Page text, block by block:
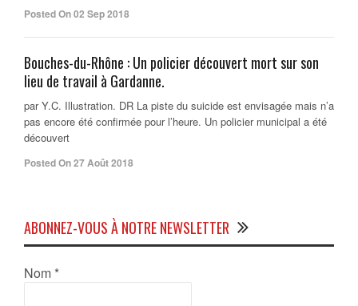
Posted On 02 Sep 2018
Bouches-du-Rhône : Un policier découvert mort sur son
lieu de travail à Gardanne.
par Y.C. Illustration. DR La piste du suicide est envisagée mais n’a
pas encore été confirmée pour l’heure. Un policier municipal a été
découvert
Posted On 27 Août 2018
ABONNEZ-VOUS À NOTRE NEWSLETTER
Nom *